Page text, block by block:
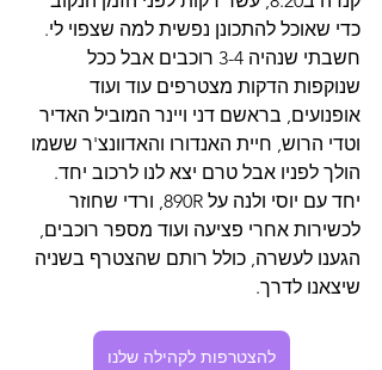
כדי שאוכל להתכונן נפשית למה שצפוי לי.
חשבתי שנהיה 3-4 רוכבים אבל ככל
שנוקפות הדקות מצטרפים עוד ועוד
אופנועים, בראשם דני ויינר המוביל האדיר
וטדי הרוש, חיית האנדורו והאדוונצ'ר ששמו
הולך לפניו אבל טרם יצא לנו לרכוב יחד.
יחד עם יוסי ולנה על 890R, ורדי שחוזר
לכשירות אחרי פציעה ועוד מספר רוכבים,
הגענו לעשרה, כולל רותם שהצטרף בשניה
שיצאנו לדרך.
להצטרפות לקהילה שלנו